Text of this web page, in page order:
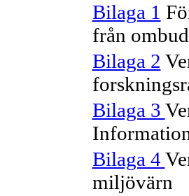
Bilaga 1
från
Bilaga 2
Bilaga 3
Bilaga 4
miljövärn